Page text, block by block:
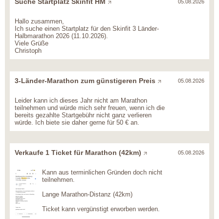
Suche Startplatz Skinfit HM 05.08.2026
Hallo zusammen,
Ich suche einen Startplatz für den Skinfit 3 Länder-
Halbmarathon 2026 (11.10.2026).
Viele Grüße
Christoph
3-Länder-Marathon zum günstigeren Preis 05.08.2026
Leider kann ich dieses Jahr nicht am Marathon
teilnehmen und würde mich sehr freuen, wenn ich die
bereits gezahlte Startgebühr nicht ganz verlieren
würde. Ich biete sie daher gerne für 50 € an.
Verkaufe 1 Ticket für Marathon (42km) 05.08.2026
Kann aus terminlichen Gründen doch nicht
teilnehmen.
Lange Marathon-Distanz (42km)
Ticket kann vergünstigt erworben werden.